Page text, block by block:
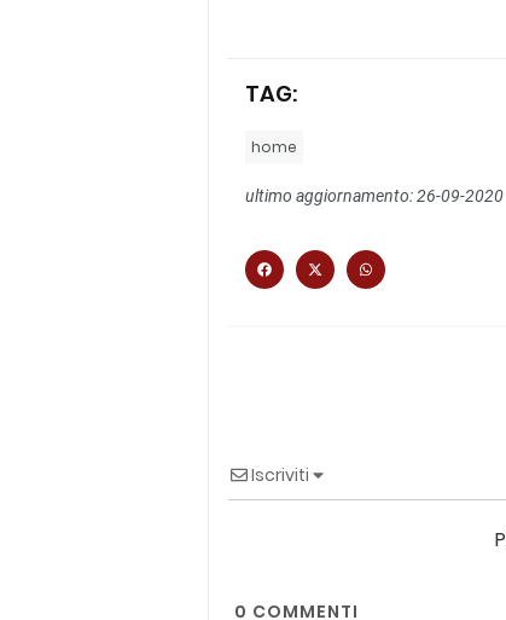
TAG:
home
ultimo aggiornamento: 26-09-2020
Iscriviti
0 COMMENTI